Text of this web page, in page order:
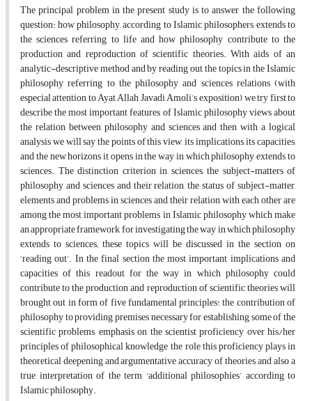
The principal problem in the present study is to answer the following
question: how philosophy, according to Islamic philosophers, extends to
the sciences referring to life and how philosophy contribute to the
production and reproduction of scientific theories. With aids of an
analytic-descriptive method and by reading out the topics in the Islamic
philosophy referring to the philosophy and sciences relations (with
especial attention to Ayat Allah Javadi Amoli’s exposition), we try first to
describe the most important features of Islamic philosophy views about
the relation between philosophy and sciences and then with a logical
analysis we will say the points of this view, its implications, its capacities,
and the new horizons it opens in the way in which philosophy extends to
sciences. The distinction criterion in sciences, the subject-matters of
philosophy and sciences and their relation, the status of subject-matter,
elements and problems in sciences and their relation with each other are
among the most important problems in Islamic philosophy which make
an appropriate framework for investigating the way in which philosophy
extends to sciences; these topics will be discussed in the section on
‘reading out’. In the final section the most important implications and
capacities of this readout for the way in which philosophy could
contribute to the production and reproduction of scientific theories will
brought out in form of five fundamental principles: the contribution of
philosophy to providing premises necessary for establishing some of the
scientific problems, emphasis on the scientist proficiency over his/her
principles of philosophical knowledge, the role this proficiency plays in
theoretical deepening and argumentative accuracy of theories, and also a
true interpretation of the term ‘additional philosophies’ according to
Islamic philosophy.